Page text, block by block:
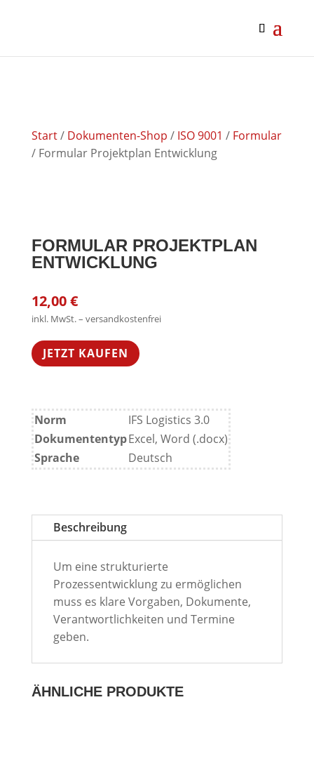
Start/ Dokumenten-Shop / ISO 9001 / Formular
/ Formular Projektplan Entwicklung
FORMULAR PROJEKTPLAN
ENTWICKLUNG
12,00€
inkl. MwSt. – versandkostenfrei
JETZT KAUFEN
Norm
IFS Logistics 3.0
DokumententypExcel, Word (.docx)
Sprache
Deutsch
Beschreibung
Um eine strukturierte
Prozessentwicklung zu ermöglichen
muss es klare Vorgaben, Dokumente,
Verantwortlichkeiten und Termine
geben.
ÄHNLICHE PRODUKTE